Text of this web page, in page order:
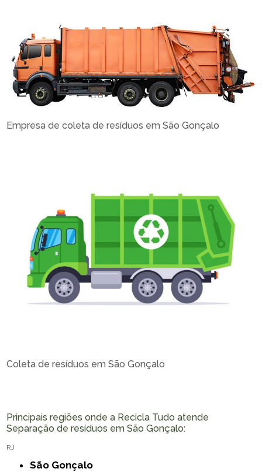
Empresa de coleta de resíduos em São Gonçalo
Coleta de resíduos em São Gonçalo
Principais regiões onde a Recicla Tudo atende
Separação de resíduos em São Gonçalo:
RJ
São Gonçalo